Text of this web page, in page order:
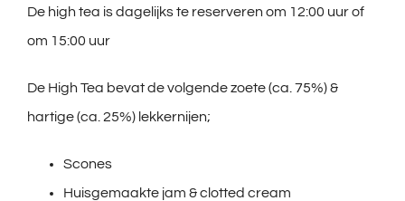
De high tea is dagelijks te reserveren om 12:00 uur of
om 15:00 uur
De High Tea bevat de volgende zoete (ca. 75%) &
hartige (ca. 25%) lekkernijen;
Scones
Huisgemaakte jam & clotted cream